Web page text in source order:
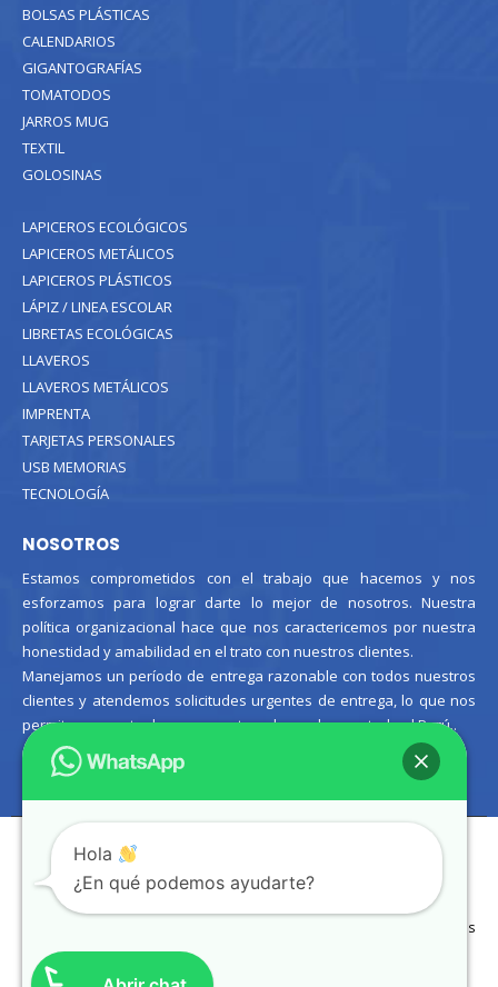
BOLSAS PLÁSTICAS
CALENDARIOS
GIGANTOGRAFÍAS
TOMATODOS
JARROS MUG
TEXTIL
GOLOSINAS
LAPICEROS ECOLÓGICOS
LAPICEROS METÁLICOS
LAPICEROS PLÁSTICOS
LÁPIZ / LINEA ESCOLAR
LIBRETAS ECOLÓGICAS
LLAVEROS
LLAVEROS METÁLICOS
IMPRENTA
TARJETAS PERSONALES
USB MEMORIAS
TECNOLOGÍA
NOSOTROS
Estamos comprometidos con el trabajo que hacemos y nos
esforzamos para lograr darte lo mejor de nosotros. Nuestra
política organizacional hace que nos caractericemos por nuestra
honestidad y amabilidad en el trato con nuestros clientes.
Manejamos un período de entrega razonable con todos nuestros
clientes y atendemos solicitudes urgentes de entrega, lo que nos
permite ser puntuales con nuestros despachos en todo el Perú..
© Copyright 2021. Todos los
derechos reservados.
Hola
¿En qué podemos ayudarte?